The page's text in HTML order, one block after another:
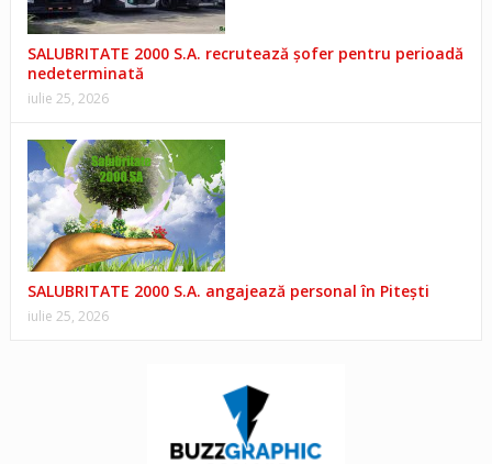
SALUBRITATE 2000 S.A. recrutează șofer pentru perioadă
nedeterminată
iulie 25, 2026
SALUBRITATE 2000 S.A. angajează personal în Pitești
iulie 25, 2026